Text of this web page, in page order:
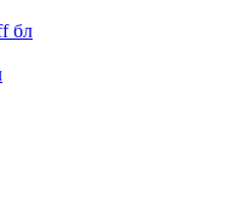
бл